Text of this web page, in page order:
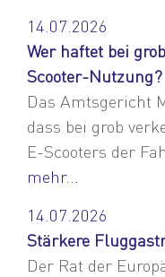
14.07.2026
Wer haftet bei
Scooter-Nutzung?
Das Amtsgericht
dass bei grob
E-Scooters der
mehr...
14.07.2026
Stärkere
Der Rat der